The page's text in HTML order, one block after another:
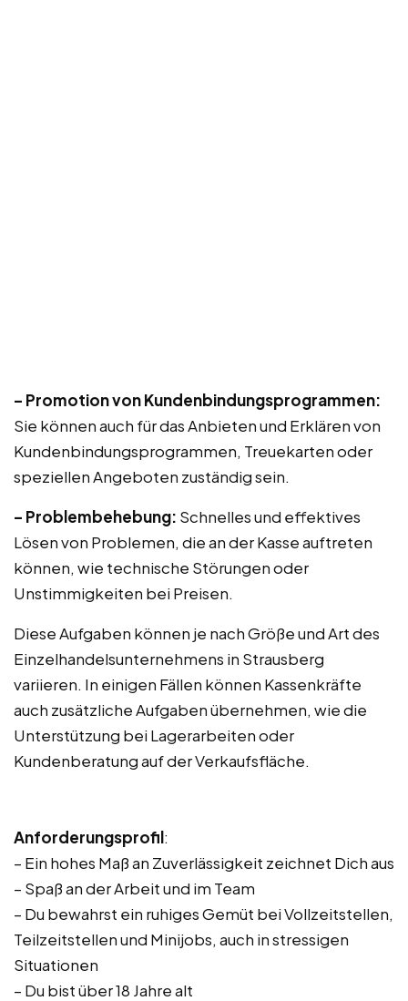
– Promotion von Kundenbindungsprogrammen:
Sie können auch für das Anbieten und Erklären von
Kundenbindungsprogrammen, Treuekarten oder
speziellen Angeboten zuständig sein.
– Problembehebung: Schnelles und effektives
Lösen von Problemen, die an der Kasse auftreten
können, wie technische Störungen oder
Unstimmigkeiten bei Preisen.
Diese Aufgaben können je nach Größe und Art des
Einzelhandelsunternehmens in Strausberg
variieren. In einigen Fällen können Kassenkräfte
auch zusätzliche Aufgaben übernehmen, wie die
Unterstützung bei Lagerarbeiten oder
Kundenberatung auf der Verkaufsfläche.
Anforderungsprofil:
– Ein hohes Maß an Zuverlässigkeit zeichnet Dich aus
– Spaß an der Arbeit und im Team
– Du bewahrst ein ruhiges Gemüt bei Vollzeitstellen,
Teilzeitstellen und Minijobs, auch in stressigen
Situationen
– Du bist über 18 Jahre alt